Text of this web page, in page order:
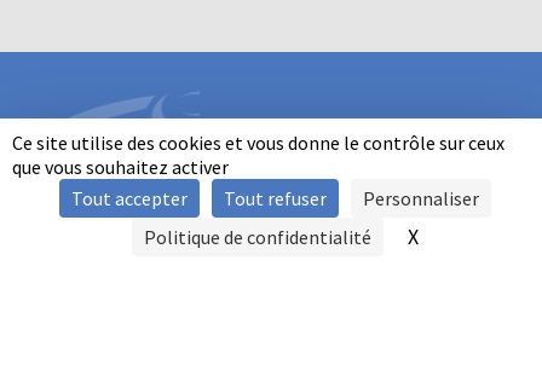
Ce site utilise des cookies et vous donne le contrôle sur ceux
que vous souhaitez activer
Tout accepter
Tout refuser
Personnaliser
Politique de confidentialité
X
INFORMATIONS
SIGNALER UNE VIOLENCE